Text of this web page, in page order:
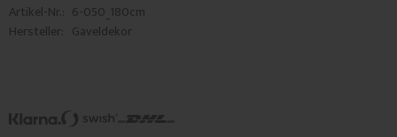
Artikel-Nr. 6-050_180cm
Hersteller Gaveldekor